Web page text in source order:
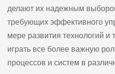
делают их надежным
требующих эффективного
мере развития технологий и
играть все более важную
процессов и систем в